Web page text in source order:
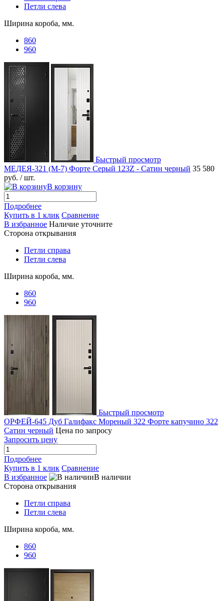
Петли слева
Ширина короба, мм.
860
960
Быстрый просмотр
МЕДЕЯ-321 (М-7) Форте Серый 123Z - Сатин черный 35 580
руб. / шт.
В корзину
Подробнее
Купить в 1 клик Сравнение
В избранное Наличие уточните
Сторона открывания
Петли справа
Петли слева
Ширина короба, мм.
860
960
Быстрый просмотр
ОРФЕЙ-645 Дуб Галифакс Мореный 322 Форте капучино 322
Сатин черный Цена по запросу
Запросить цену
Подробнее
Купить в 1 клик Сравнение
В избранное
В наличии
Сторона открывания
Петли справа
Петли слева
Ширина короба, мм.
860
960